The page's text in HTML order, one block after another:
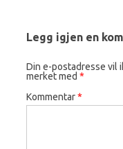
Legg igjen en
Din e-postadresse vil
merket med *
Kommentar*